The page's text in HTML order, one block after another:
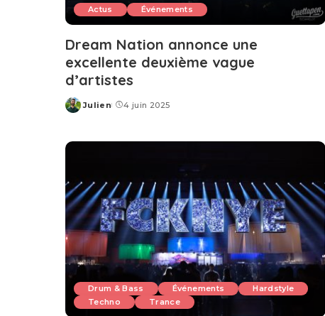
Actus Événements
Dream Nation annonce une
excellente deuxième vague
d’artistes
Posted
Julien 4 juin 2025
Drum & Bass Événements
Hardstyle
Techno
Trance